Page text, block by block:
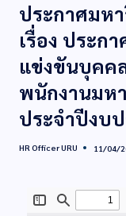
ประกาศมห
เรื่อง ประก
แข่งขันบุคค
พนักงานมห
ประจำปีงบ
HR Officer URU 11/04/